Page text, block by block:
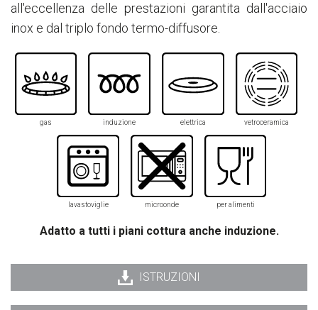
all'eccellenza delle prestazioni garantita dall'acciaio
inox e dal triplo fondo termo-diffusore.
gas induzione elettrica vetroceramica
lavastoviglie microonde per alimenti
Adatto a tutti i piani cottura anche induzione.
ISTRUZIONI